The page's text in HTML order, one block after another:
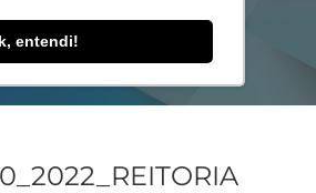
entendi!